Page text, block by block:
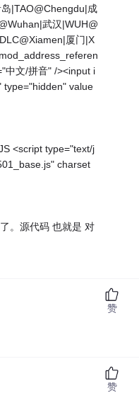
|TAO@Chengdu|成
武汉|WUH@
厦门|X
中文/拼音" /><input i
type="hidden" value
<script type="text/j
charset
。源代码 也就是 对
赞
赞